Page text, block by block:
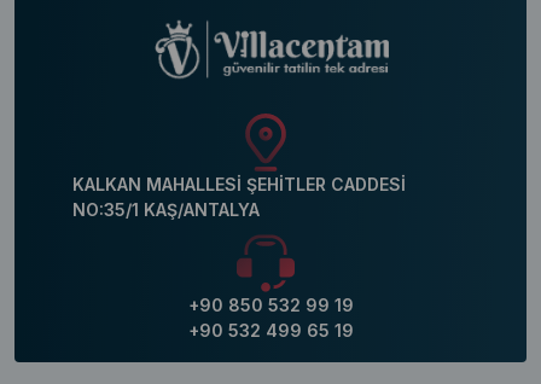
KALKAN MAHALLESİ ŞEHİTLER CADDESİ
NO:35/1 KAŞ/ANTALYA
+90 850 532 99 19
+90 532 499 65 19